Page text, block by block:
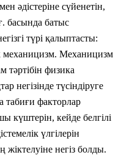
әдістеріне сүйенетін,
басында батыс
түрі қалыптасты:
механицизм. Механицизм
тәртібін физика
негізінде түсіндіруге
табиғи факторлар
күштерін, кейде белгілі
үлгілерін
жіктелуіне негіз болды.